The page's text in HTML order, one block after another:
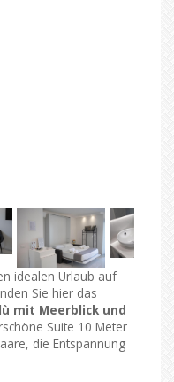
idealen Urlaub auf
Sie hier das
mit Meerblick und
Suite 10 Meter
die Entspannung